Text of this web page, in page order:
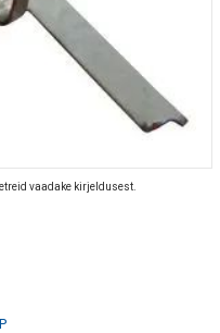
vaadake kirjeldusest.